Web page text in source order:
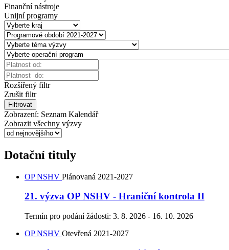
Finanční nástroje
Unijní programy
Rozšířený filtr
Zrušit filtr
Filtrovat
Zobrazení: Seznam Kalendář
Zobrazit všechny výzvy
Dotační tituly
OP NSHV Plánovaná 2021-2027
21. výzva OP NSHV - Hraniční kontrola II
Termín pro podání žádosti: 3. 8. 2026 - 16. 10. 2026
OP NSHV Otevřená 2021-2027